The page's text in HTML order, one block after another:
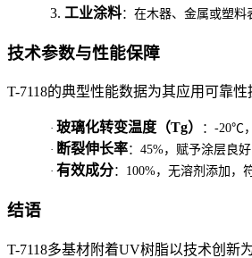
3. 工业涂料：在木器、金属或塑料
技术参数与性能保障
T-7118的典型性能数据为其应用可靠性
· 玻璃化转变温度（Tg） ： -20℃
· 断裂伸长率： 45%，赋予涂层良好
· 有效成分： 100%，无溶剂添加，
结语
T-7118多基材附着UV树脂以技术创新